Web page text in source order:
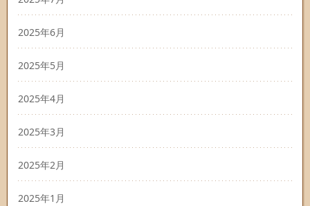
2025年6月
2025年5月
2025年4月
2025年3月
2025年2月
2025年1月